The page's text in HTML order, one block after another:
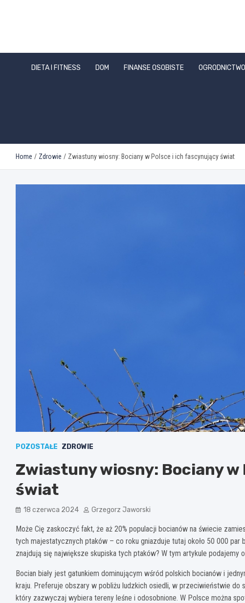
DIETA I FITNESS DOM FINANSE OSOBISTE OGRODNICTWO
Home Zdrowie Zwiastuny wiosny: Bociany w Polsce i ich fascynujący świat
POZOSTAŁE ZDROWIE
Zwiastuny wiosny: Bociany
świat
18 czerwca 2024 Grzegorz Jaworski
Może Cię zaskoczyć fakt, że aż 20% populacji bocianów na świecie
tych majestatycznych ptaków – co roku gniazduje tutaj około 50 000 par
znajdują się największe skupiska tych ptaków? W tym artykule podajemy
Bocian biały jest gatunkiem dominującym wśród polskich bocianów i
kraju. Preferuje obszary w pobliżu ludzkich osiedli, w przeciwieństwie do
który zazwyczaj wybiera tereny leśne i odosobnione. W Polsce można